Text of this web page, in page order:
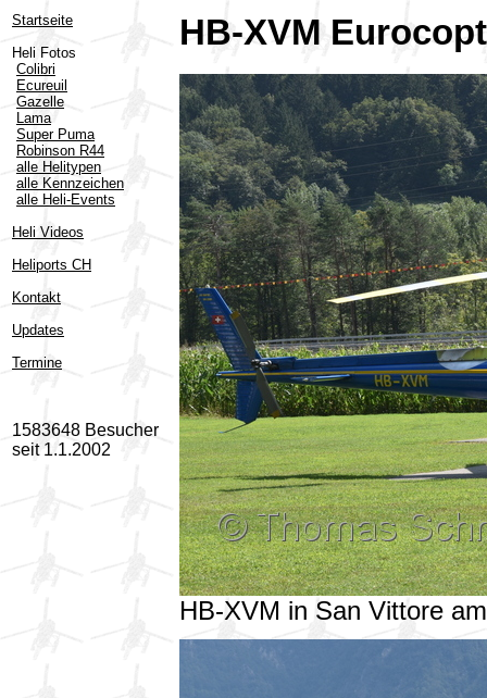
Startseite
Heli Fotos
Colibri
Ecureuil
Gazelle
Lama
Super Puma
Robinson R44
alle Helitypen
alle Kennzeichen
alle Heli-Events
Heli Videos
Heliports CH
Kontakt
Updates
Termine
1583648 Besucher
seit 1.1.2002
HB-XVM
HB-XVM in San Vittore